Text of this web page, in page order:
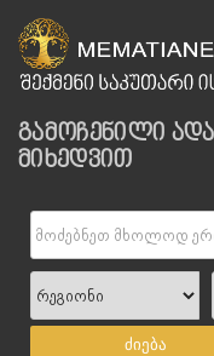
გამოჩენილი
მიხედვით
ძიება